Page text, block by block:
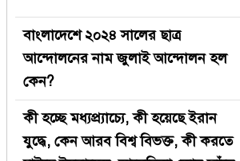
বাংলাদেশে ২০২৪ সালের ছাত্র
আন্দোলনের নাম জুলাই আন্দোলন হল
কেন?
কী হচ্ছে মধ্যপ্র্যাচ্যে, কী হয়েছে ইরান
যুদ্ধে, কেন আরব বিশ্ব বিভক্ত, কী করতে